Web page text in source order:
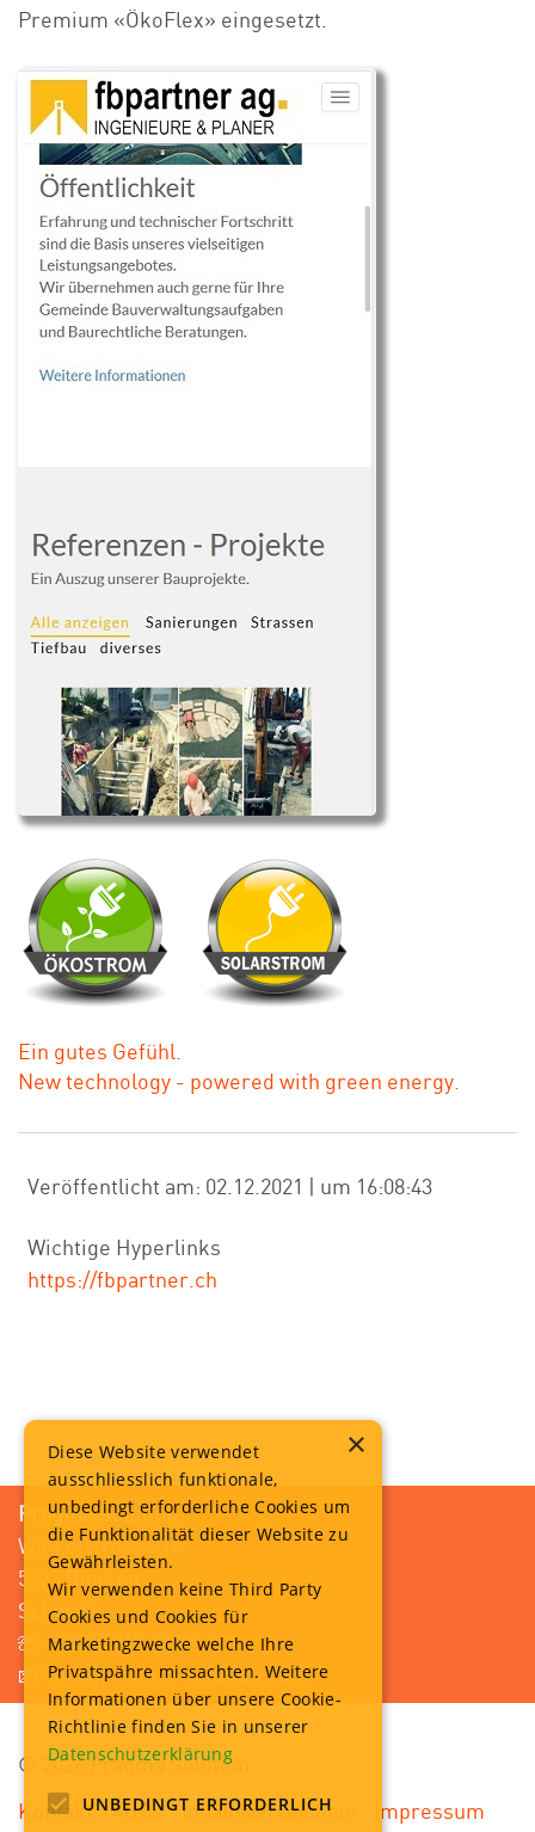
Premium «ÖkoFlex» eingesetzt.
Ein gutes Gefühl.
New technology - powered with green energy.
Veröffentlicht am: 02.12.2021 | um 16:08:43
Wichtige Hyperlinks
https://fbpartner.ch
Pragma Solution
Winkelstrasse 14
5223 Riniken
Schweiz
+41 56 249 42 82
info@pragma-solution.com
© 2026 Pragma Solution
Kontakt
AGBs Inhaltsverzeichnis
Impressum
×
Diese Website verwendet
ausschliesslich funktionale,
unbedingt erforderliche Cookies um
die Funktionalität dieser Website zu
Gewährleisten.
Wir verwenden keine Third Party
Cookies und Cookies für
Marketingzwecke welche Ihre
Privatspähre missachten. Weitere
Informationen über unsere Cookie-
Richtlinie finden Sie in unserer
Datenschutzerklärung
UNBEDINGT ERFORDERLICH